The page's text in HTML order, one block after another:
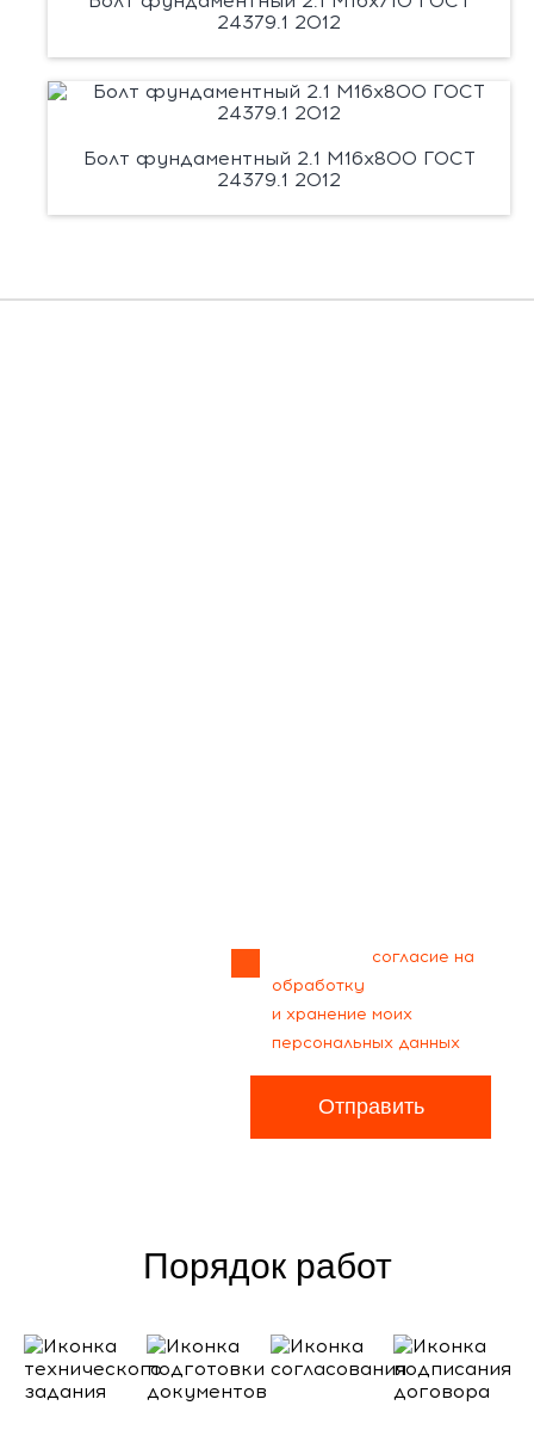
24379.1 2012
Болт фундаментный 2.1 М16х800 ГОСТ
24379.1 2012
согласие на
обработку
и хранение моих
персональных данных
Отправить
Порядок работ